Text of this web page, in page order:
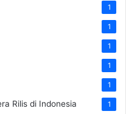
1
1
1
1
1
Rilis di Indonesia 1